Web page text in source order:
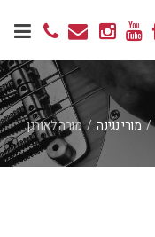
/מורי נגינה /מורה לאורגן